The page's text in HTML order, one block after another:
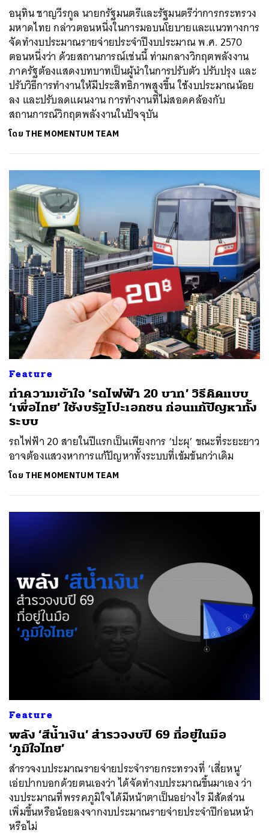
อนุทิน ชาญวีรกูล นายกรัฐมนตรีและรัฐมนตรีว่าการกระทรวง
มหาดไทย กล่าวตอนหนึ่งในการมอบนโยบายและแนวทางการ
จัดทำงบประมาณรายจ่ายประจำปีงบประมาณ พ.ศ. 2570
ตอนหนึ่งว่า ด้วยสถานการณ์เช่นนี้ ท่ามกลางวิกฤตพลังงาน
ภาครัฐต้องแสดงบทบาทเป็นผู้นำในการปรับตัว ปรับปรุง และ
ปรับวิธีการทำงานให้มีประสิทธิภาพสูงขึ้น ใช้งบประมาณน้อย
ลง และปรับลดแผนงาน การทำงานที่ไม่สอดคล้องกับ
สถานการณ์วิกฤตพลังงานในปัจจุบัน
โดย THE MOMENTUM TEAM
Feature
ทำความเข้าใจ ‘รถไฟฟ้า 20 บาท’ วิธีคิดแบบ
‘เพื่อไทย’ ใช้งบรัฐโปะเอกชน ก่อนแก้ปัญหาทั้ง
ระบบ
รถไฟฟ้า 20 สายในปีแรกเป็นเพียงการ ‘ปะผุ’ ขณะที่ระยะยาว
อาจต้องแสวงหาการแก้ปัญหาทั้งระบบที่เข้มข้นกว่าเดิม
โดย THE MOMENTUM TEAM
Feature
พลัง ‘สีน้ำเงิน’ สำรวจงบปี 69 ที่อยู่ในมือ
‘ภูมิใจไทย’
สำรวจงบประมาณรายจ่ายประจำรายกระทรวงที่ ‘เสี่ยหนู’
เอ่ยปากบอกด้วยตนเองว่า ได้จัดทำงบประมาณขึ้นมาเอง ว่า
งบประมาณที่พรรคภูมิใจได้มีหน้าตาเป็นอย่างไร มีสัดส่วน
เพิ่มขึ้นหรือน้อยลงจากงบประมาณรายจ่ายประจำปีก่อนหน้า
หรือไม่